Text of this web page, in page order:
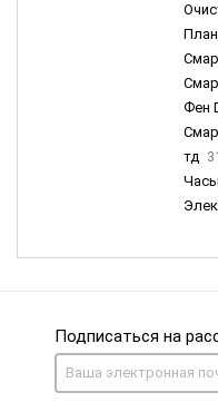
Фен
тд
Часы
Подписаться на